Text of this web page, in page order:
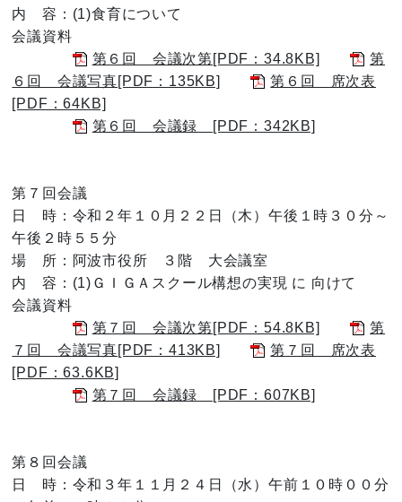
内 容：(1)食育について
会議資料
第６回 会議次第[PDF：34.8KB]
第
６回 会議写真[PDF：135KB]
第６回 席次表
[PDF：64KB]
第６回 会議録 [PDF：342KB]
第７回会議
日 時：令和２年１０月２２日（木）午後１時３０分～
午後２時５５分
場 所：阿波市役所 ３階 大会議室
内 容：(1)ＧＩＧＡスクール構想の実現 に 向けて
会議資料
第７回 会議次第[PDF：54.8KB]
第
７回 会議写真[PDF：413KB]
第７回 席次表
[PDF：63.6KB]
第７回 会議録 [PDF：607KB]
第８回会議
日 時：令和３年１１月２４日（水）午前１０時００分